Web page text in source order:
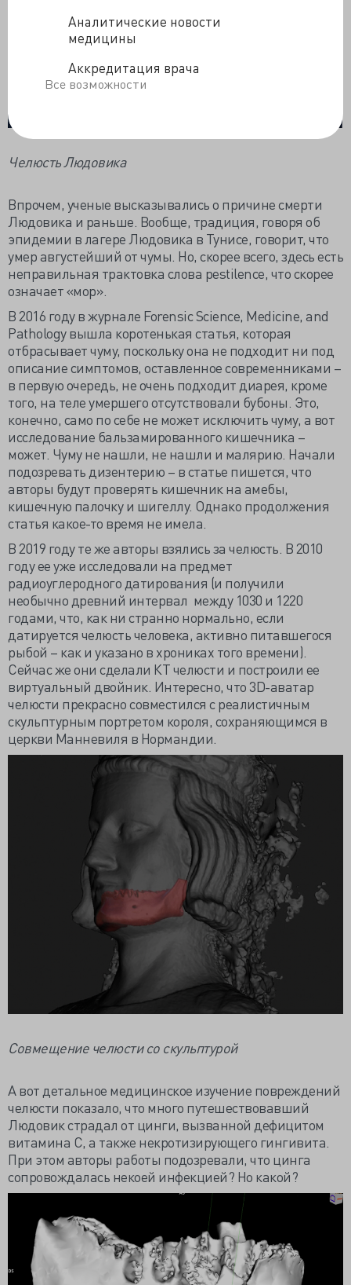
Аналитические новости
медицины
Аккредитация врача
Все возможности
Челюсть Людовика
Впрочем, ученые высказывались о причине смерти
Людовика и раньше. Вообще, традиция, говоря об
эпидемии в лагере Людовика в Тунисе, говорит, что
умер августейший от чумы. Но, скорее всего, здесь есть
неправильная трактовка слова pestilence, что скорее
означает «мор».
В 2016 году в журнале Forensic Science, Medicine, and
Pathology вышла коротенькая статья, которая
отбрасывает чуму, поскольку она не подходит ни под
описание симптомов, оставленное современниками –
в первую очередь, не очень подходит диарея, кроме
того, на теле умершего отсутствовали бубоны. Это,
конечно, само по себе не может исключить чуму, а вот
исследование бальзамированного кишечника –
может. Чуму не нашли, не нашли и малярию. Начали
подозревать дизентерию – в статье пишется, что
авторы будут проверять кишечник на амебы,
кишечную палочку и шигеллу. Однако продолжения
статья какое-то время не имела.
В 2019 году те же авторы взялись за челюсть. В 2010
году ее уже исследовали на предмет
радиоуглеродного датирования (и получили
необычно древний интервал между 1030 и 1220
годами, что, как ни странно нормально, если
датируется челюсть человека, активно питавшегося
рыбой – как и указано в хрониках того времени).
Сейчас же они сделали КТ челюсти и построили ее
виртуальный двойник. Интересно, что 3D-аватар
челюсти прекрасно совместился с реалистичным
скульптурным портретом короля, сохраняющимся в
церкви Манневиля в Нормандии.
Совмещение челюсти со скульптурой
А вот детальное медицинское изучение повреждений
челюсти показало, что много путешествовавший
Людовик страдал от цинги, вызванной дефицитом
витамина С, а также некротизирующего гингивита.
При этом авторы работы подозревали, что цинга
сопровождалась некоей инфекцией? Но какой?